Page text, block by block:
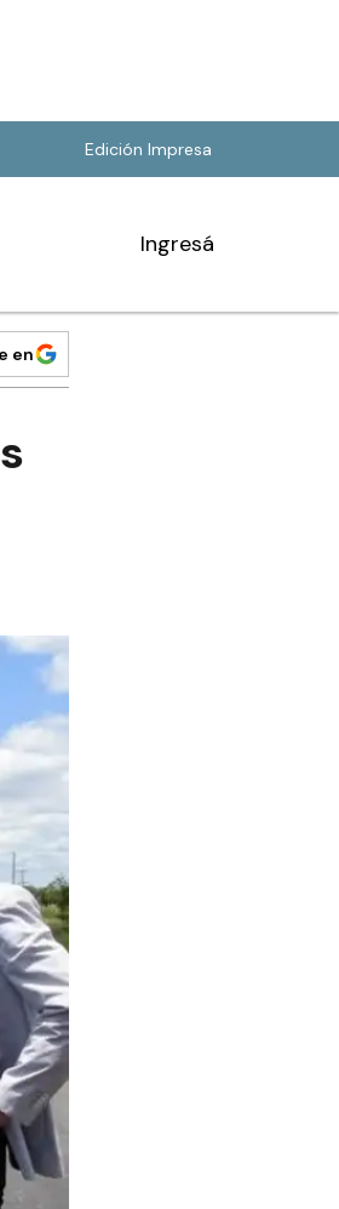
Edición Impresa
Ingresá
en